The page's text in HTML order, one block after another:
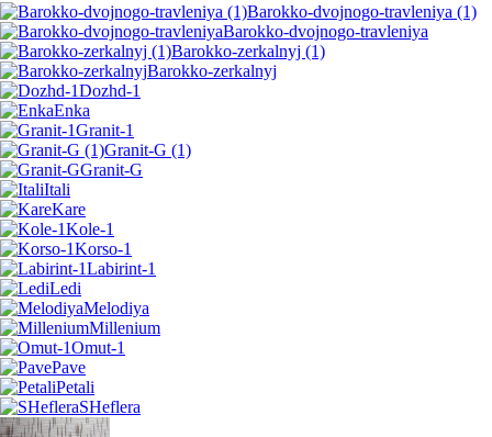
Barokko-dvojnogo-travleniya (1)
Barokko-dvojnogo-travleniya
Barokko-zerkalnyj (1)
Barokko-zerkalnyj
Dozhd-1
Enka
Granit-1
Granit-G (1)
Granit-G
Itali
Kare
Kole-1
Korso-1
Labirint-1
Ledi
Melodiya
Millenium
Omut-1
Pave
Petali
SHeflera